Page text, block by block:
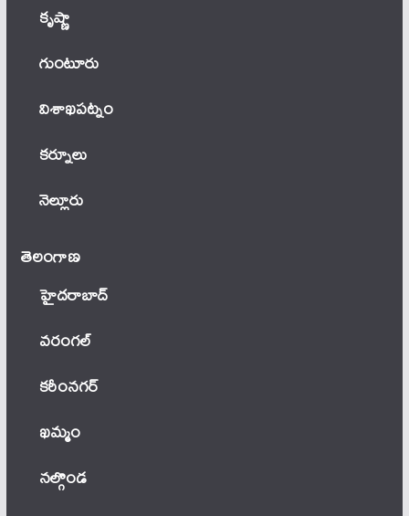
కృష్ణా
గుంటూరు
విశాఖపట్నం
కర్నూలు
నెల్లూరు
తెలంగాణ‌
హైదరాబాద్
వ‌రంగ‌ల్
కరీంనగర్
ఖ‌మ్మం
నల్గొండ